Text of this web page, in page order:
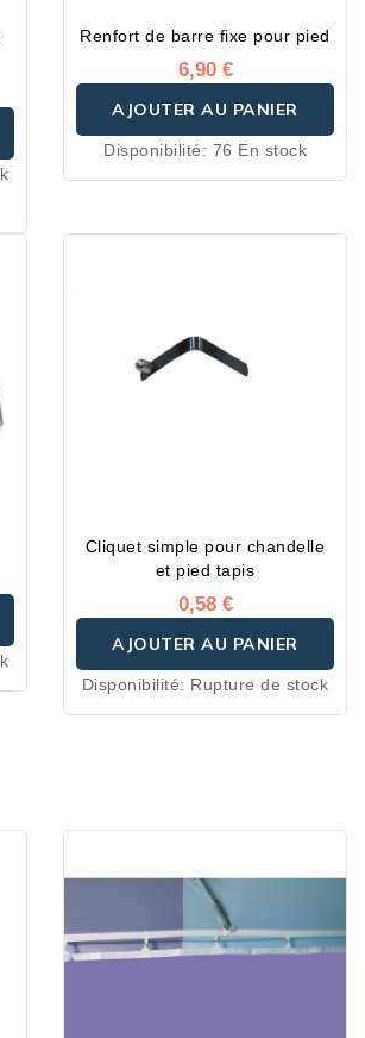
Renfort de barre fixe pour pied
6,90 €
AJOUTER AU PANIER
Disponibilité: 76 En stock
Cliquet simple pour chandelle
et pied tapis
0,58 €
AJOUTER AU PANIER
Disponibilité: Rupture de stock